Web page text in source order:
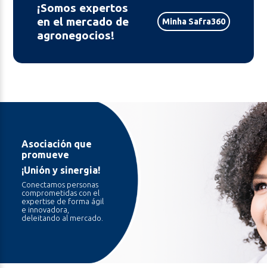
¡Somos expertos
en el mercado de
agronegocios!
Minha Safra360
Asociación que
promueve
¡Unión y sinergia!
Conectamos personas
comprometidas con el
expertise de forma ágil
e innovadora,
deleitando al mercado.